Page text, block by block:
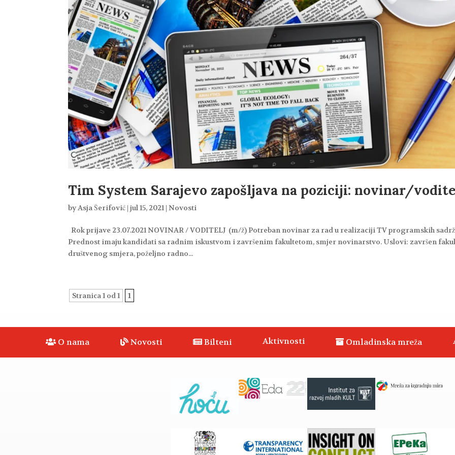
Tim System Sarajevo zapošljava na poziciji: novinar/
byAsja Šerifović |jul 15, 2021 |Novosti
Rok prijave 23.07.2021 NOVINAR / VODITELJ (m/ž) Potreban novinar za rad u realizaciji TV programskih
Prednost imaju kandidati sa radnim iskustvom i završenim fakultetom, smjer novinarstvo. Uslovi: završen
društvenog smjera, poželjno radno...
Stranica 1 od 1 1
O nama Novosti Bilteni Aktivnosti Omladinska mreža